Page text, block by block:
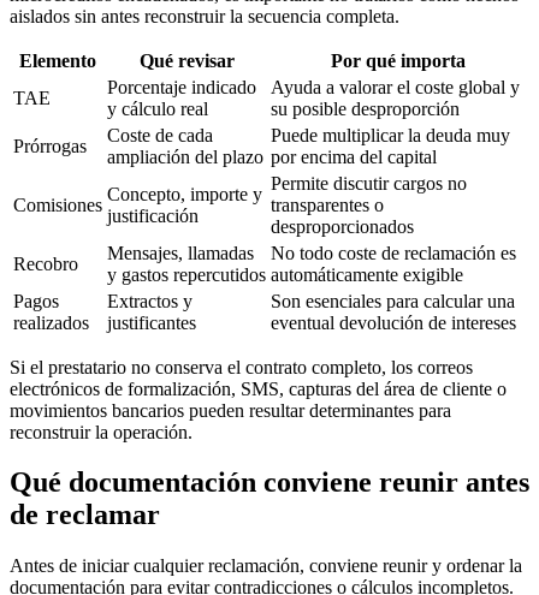
aislados sin antes reconstruir la secuencia completa.
Elemento Qué revisar
Por qué importa
TAE
Porcentaje indicado
y cálculo real
Ayuda a valorar el coste global y
su posible desproporción
Prórrogas
Coste de cada
ampliación del plazo
Puede multiplicar la deuda muy
por encima del capital
Comisiones
Concepto, importe y
justificación
Permite discutir cargos no
transparentes o
desproporcionados
Recobro
Mensajes, llamadas
y gastos repercutidos
No todo coste de reclamación es
automáticamente exigible
Pagos
realizados
Extractos y
justificantes
Son esenciales para calcular una
eventual devolución de intereses
Si el prestatario no conserva el contrato completo, los correos
electrónicos de formalización, SMS, capturas del área de cliente o
movimientos bancarios pueden resultar determinantes para
reconstruir la operación.
Qué documentación conviene reunir antes
de reclamar
Antes de iniciar cualquier reclamación, conviene reunir y ordenar la
documentación para evitar contradicciones o cálculos incompletos.